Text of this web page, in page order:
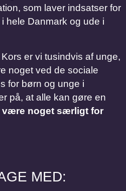
som laver indsatser for
hele Danmark og ude i
er vi tusindvis af unge,
noget ved de sociale
for børn og unge i
på, at alle kan gøre en
være noget særligt for
MED: